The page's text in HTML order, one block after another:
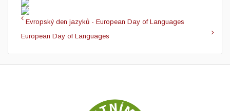
Evropský den jazyků - European Day of Languages
European Day of Languages